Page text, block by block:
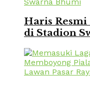
Haris Resmi
di Stadion